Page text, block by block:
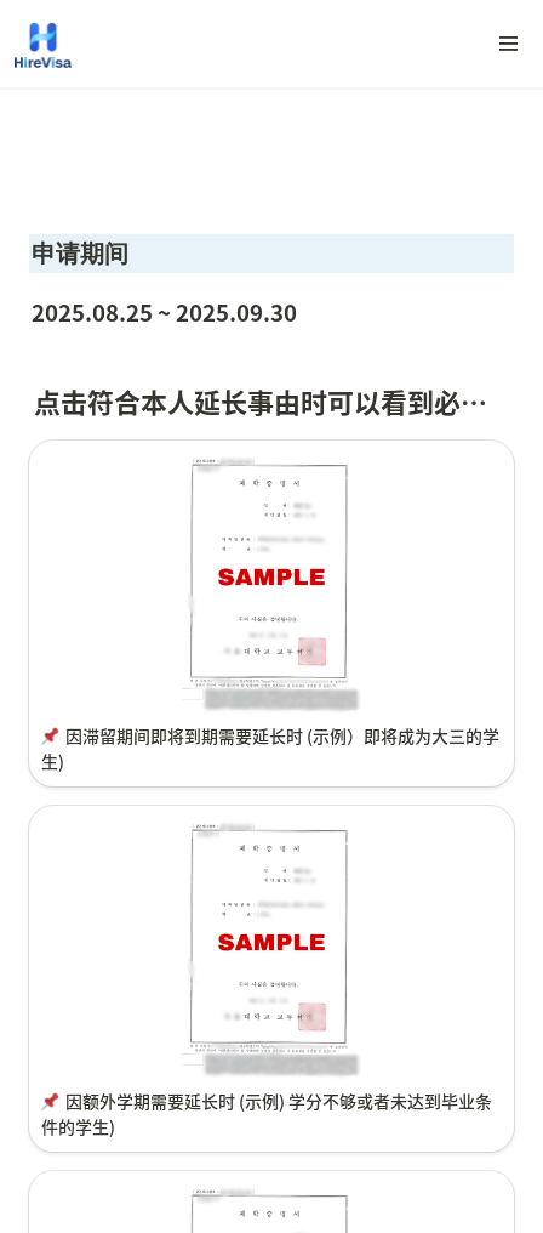
申请期间
2025.08.25 ~ 2025.09.30
点击符合本人延长事由时可以看到必需材料 (1)
因滞留期间即将到期需要延长时 (示例）即将成为大三的学
生)
因额外学期需要延长时 (示例) 学分不够或者未达到毕业条
件的学生)